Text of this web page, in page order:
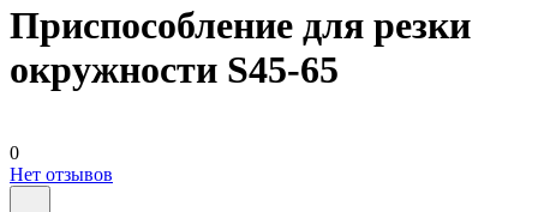
Приспособление для резки
окружности S45-65
0
Нет отзывов